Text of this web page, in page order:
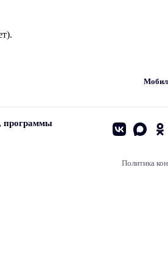
программы
Политика